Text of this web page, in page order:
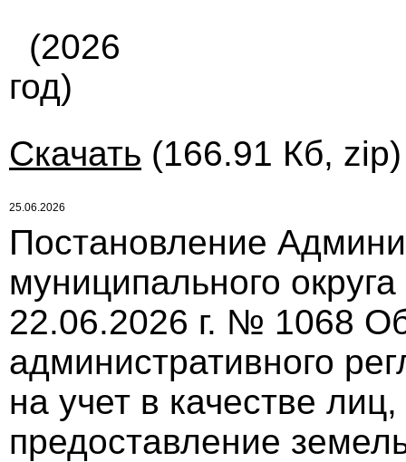
(2026
год)
Скачать (166.91 Кб,
25.06.2026
Постановление
муниципального
22.06.2026 г. № 1068
административного
на учет в качестве
предоставление